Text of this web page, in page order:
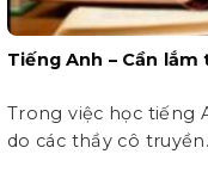
Tiếng Anh – Cần
Trong việc học tiếng
do các thầy cô